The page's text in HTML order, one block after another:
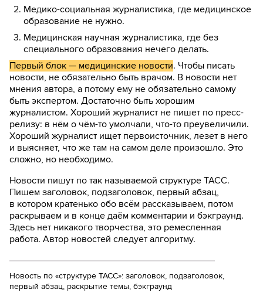
Медико-социальная журналистика, где медицинское
образование не нужно.
Медицинская научная журналистика, где без
специального образования нечего делать.
Первый блок — медицинские новости. Чтобы писать
новости, не обязательно быть врачом. В новости нет
мнения автора, а потому ему не обязательно самому
быть экспертом. Достаточно быть хорошим
журналистом. Хороший журналист не пишет по пресс-
релизу: в нём о чём-то умолчали, что-то преувеличили.
Хороший журналист ищет первоисточник, лезет в него
и выясняет, что же там на самом деле произошло. Это
сложно, но необходимо.
Новости пишут по так называемой структуре ТАСС.
Пишем заголовок, подзаголовок, первый абзац,
в котором кратенько обо всём рассказываем, потом
раскрываем и в конце даём комментарии и бэкграунд.
Здесь нет никакого творчества, это ремесленная
работа. Автор новостей следует алгоритму.
Новость по «структуре ТАСС»: заголовок, подзаголовок,
первый абзац, раскрытие темы, бэкграунд